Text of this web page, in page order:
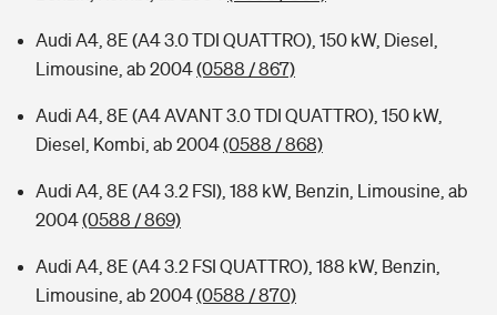
Audi A4, 8E (A4 3.0 TDI QUATTRO), 150 kW, Diesel,
Limousine, ab 2004(0588 / 867)
Audi A4, 8E (A4 AVANT 3.0 TDI QUATTRO), 150 kW,
Diesel, Kombi, ab 2004(0588 / 868)
Audi A4, 8E (A4 3.2 FSI), 188 kW, Benzin, Limousine, ab
2004(0588 / 869)
Audi A4, 8E (A4 3.2 FSI QUATTRO), 188 kW, Benzin,
Limousine, ab 2004(0588 / 870)